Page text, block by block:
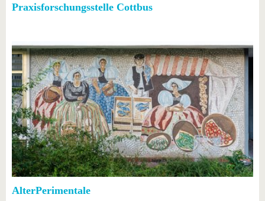
Praxisforschungsstelle Cottbus
AlterPerimentale